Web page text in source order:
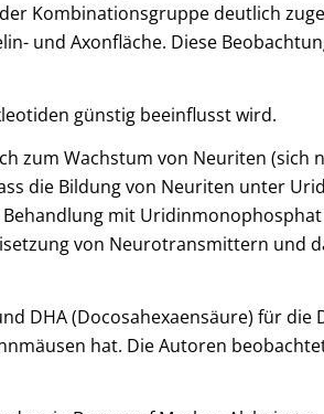
Kombinationsgruppe deutlich
und Axonfläche. Diese
günstig beeinflusst wird.
zum Wachstum von Neuriten (sich
die Bildung von Neuriten unter
Behandlung mit
von Neurotransmittern und
DHA (Docosahexaensäure) für die
hat. Die Autoren